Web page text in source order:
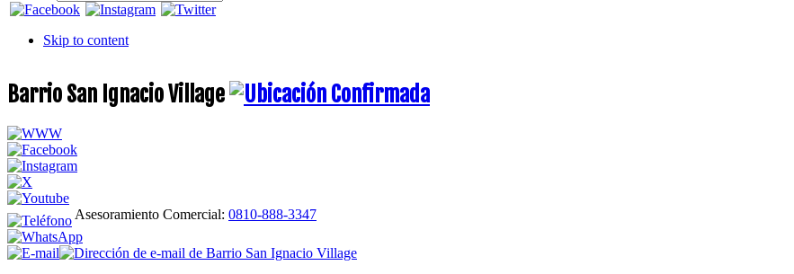
Skip to content
Barrio San Ignacio Village
Asesoramiento Comercial: 0810-888-3347